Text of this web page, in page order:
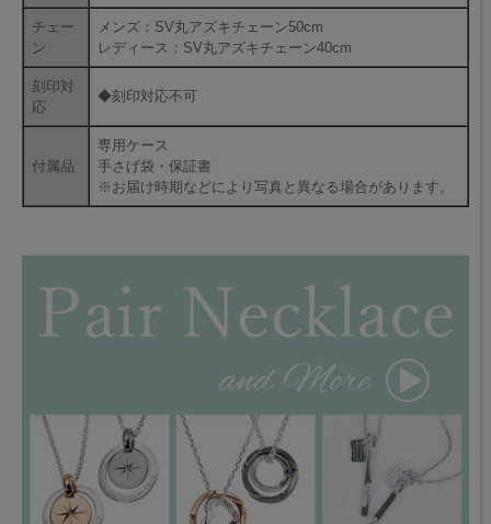
チェー
ン
メンズ：SV丸アズキチェーン50cm
レディース：SV丸アズキチェーン40cm
刻印対
応
◆刻印対応不可
付属品
専用ケース
手さげ袋・保証書
※お届け時期などにより写真と異なる場合があります。